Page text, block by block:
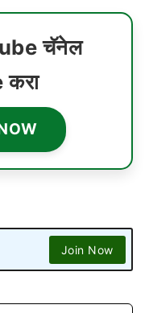
चॅनेल
Join Now